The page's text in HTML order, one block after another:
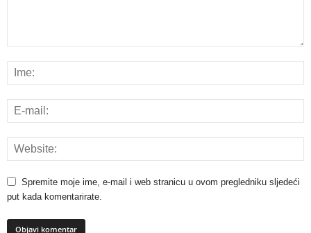
Spremite moje ime, e-mail i web stranicu u ovom pregledniku sljedeći
put kada komentarirate.